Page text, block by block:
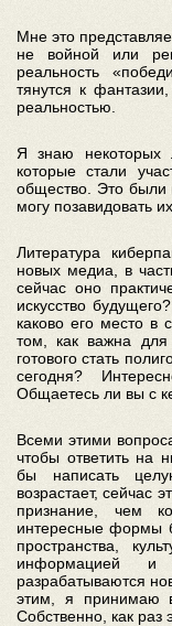
Мне это
не войной или
реальность
тянутся к
реальностью.
Я знаю некоторых
которые стали
общество. Это были
могу позавидовать
Литература
новых медиа, в
сейчас оно
искусство
каково его место в
том, как важна для
готового стать
сегодня?
Общаетесь ли вы с
Всеми этими
чтобы ответить на
бы написать
возрастает, сейчас
признание, чем
интересные формы
пространства,
информацией и
разрабатываются
этим, я принимаю
Собственно, как раз